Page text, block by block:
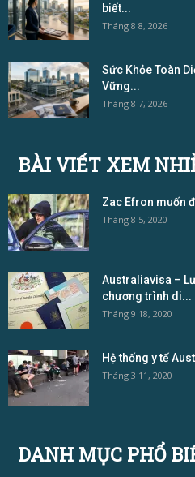
biết...
Tháng 8 8, 2026
Sức Khỏe Toàn
Vững...
Tháng 8 7, 2026
BÀI VIẾT XEM
Zac Efron muốn
Tháng 8 5, 2020
Australiavisa –
chương trình di...
Tháng 9 18, 2020
Hệ thống y tế
Tháng 3 11, 2020
DANH MỤC PHỔ